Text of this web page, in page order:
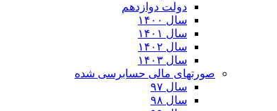
دولت دوازدهم
سال ۱۴۰۰
سال ۱۴۰۱
سال ۱۴۰۲
سال ۱۴۰۳
صورتهای مالی حسابرسی شده
سال ۹۷
سال ۹۸